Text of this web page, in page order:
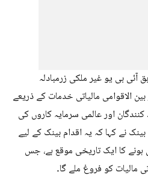
بی یو غیر ملکی زرمبادلہ
الاقوامی مالیاتی خدمات کے ذریعے
کنندگان اور عالمی سرمایہ کاروں کی
نے کہا کہ یہ اقدام بینک کے لیے
ہونے کا ایک تاریخی موقع ہے، جس
مالیات کو فروغ ملے گا۔